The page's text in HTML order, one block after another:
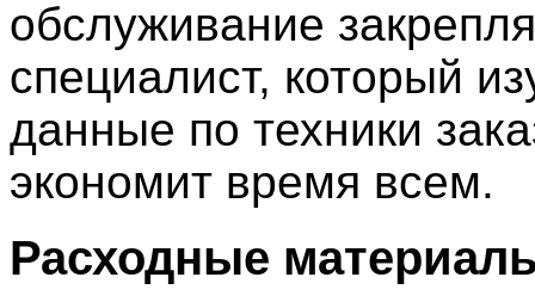
обслуживание
специалист, который
данные по техники
экономит время всем.
Расходные